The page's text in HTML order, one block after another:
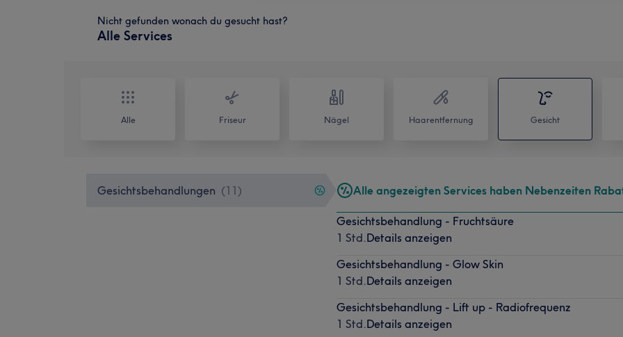
Nicht gefunden wonach du gesucht hast?
Alle Services
Alle Friseur Nägel Haarentfernung Gesicht
Gesichtsbehandlungen (11 ) Alle angezeigten Services haben Nebenzeiten
Gesichtsbehandlung - Fruchtsäure
1 Std.Details anzeigen
Gesichtsbehandlung - Glow Skin
1 Std.Details anzeigen
Gesichtsbehandlung - Lift up - Radiofrequenz
1 Std.Details anzeigen